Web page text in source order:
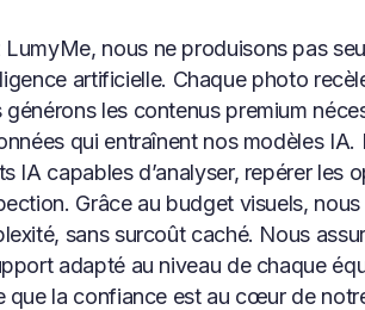
LumyMe, nous ne produisons pas
artificielle. Chaque photo
générons les contenus premium
qui entraînent nos modèles
IA capables d’analyser, repérer les
Grâce au budget visuels,
sans surcoût caché. Nous
adapté au niveau de chaque
que la confiance est au cœur de